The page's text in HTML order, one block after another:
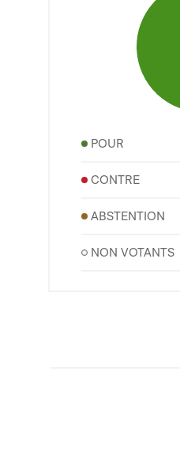
POUR
CONTRE
ABSTENTION
NON VOTANTS